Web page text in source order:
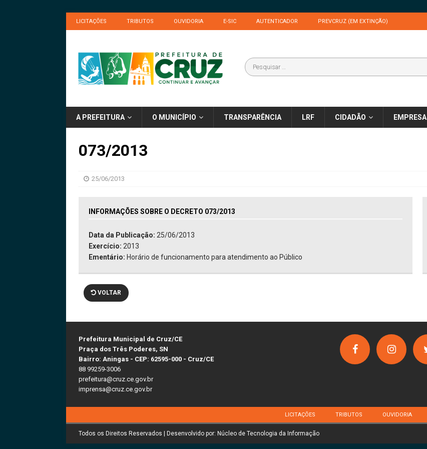
LICITAÇÕES TRIBUTOS OUVIDORIA E-SIC AUTENTICADOR PREVCRUZ (EM EXTINÇÃO)
A PREFEITURA O MUNICÍPIO TRANSPARÊNCIA LRF CIDADÃO EMPRESA
073/2013
25/06/2013
INFORMAÇÕES SOBRE O DECRETO 073/2013
Data da Publicação: 25/06/2013
Exercício: 2013
Ementário: Horário de funcionamento para atendimento ao Público
VOLTAR
Prefeitura Municipal de Cruz/CE
Praça dos Três Poderes, SN
Bairro: Aningas - CEP: 62595-000 - Cruz/CE
88 99259-3006
prefeitura@cruz.ce.gov.br
imprensa@cruz.ce.gov.br
LICITAÇÕES TRIBUTOS OUVIDORIA
Todos os Direitos Reservados | Desenvolvido por: Núcleo de Tecnologia da Informação